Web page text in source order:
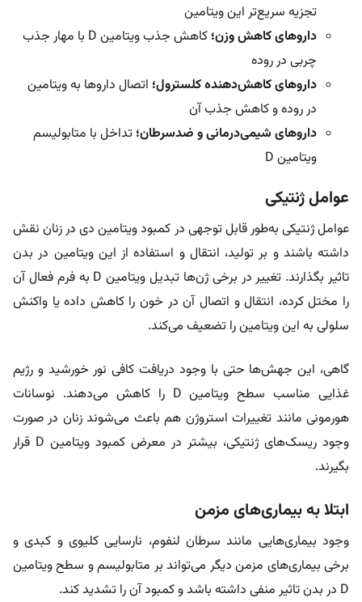
تجزیه سریع‌تر این ویتامین
داروهای کاهش وزن؛
کاهش جذب ویتامین D با مهار جذب
چربی در روده
داروهای کاهش‌دهنده کلسترول؛ اتصال داروها به ویتامین
در روده و کاهش جذب آن
داروهای شیمی‌درمانی و ضدسرطان؛ تداخل با متابولیسم
ویتامین D
عوامل ژنتیکی
عوامل ژنتیکی به‌طور قابل توجهی در کمبود ویتامین دی در زنان نقش
داشته باشند و بر تولید، انتقال و استفاده از این ویتامین در بدن
تاثیر بگذارند. تغییر در برخی ژن‌ها تبدیل ویتامین D به فرم فعال آن
را مختل کرده، انتقال و اتصال آن در خون را کاهش داده یا واکنش
سلولی به این ویتامین را تضعیف می‌کند.
گاهی، این جهش‌ها حتی با وجود دریافت کافی نور خورشید و رژیم
غذایی مناسب سطح ویتامین D را کاهش می‌دهند. نوسانات
هورمونی مانند تغییرات استروژن هم باعث می‌شوند زنان در صورت
وجود ریسک‌های ژنتیکی، بیشتر در معرض کمبود ویتامین D قرار
بگیرند.
ابتلا به بیماری‌های مزمن
وجود بیماری‌هایی مانند سرطان لنفوم، نارسایی کلیوی و کبدی و
برخی بیماری‌های مزمن دیگر می‌تواند بر متابولیسم و سطح ویتامین
D در بدن تاثیر منفی داشته باشد و کمبود آن را تشدید کند.